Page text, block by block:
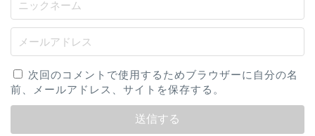
次回のコメントで使用するためブラウザーに自分の名
前、メールアドレス、サイトを保存する。